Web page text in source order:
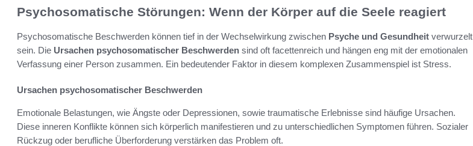
Psychosomatische Störungen: Wenn der Körper auf die Seele reagiert
Psychosomatische Beschwerden können tief in der Wechselwirkung zwischen Psyche und Gesundheit verwurzelt
sein. Die Ursachen psychosomatischer Beschwerden sind oft facettenreich und hängen eng mit der emotionalen
Verfassung einer Person zusammen. Ein bedeutender Faktor in diesem komplexen Zusammenspiel ist Stress.
Ursachen psychosomatischer Beschwerden
Emotionale Belastungen, wie Ängste oder Depressionen, sowie traumatische Erlebnisse sind häufige Ursachen.
Diese inneren Konflikte können sich körperlich manifestieren und zu unterschiedlichen Symptomen führen. Sozialer
Rückzug oder berufliche Überforderung verstärken das Problem oft.